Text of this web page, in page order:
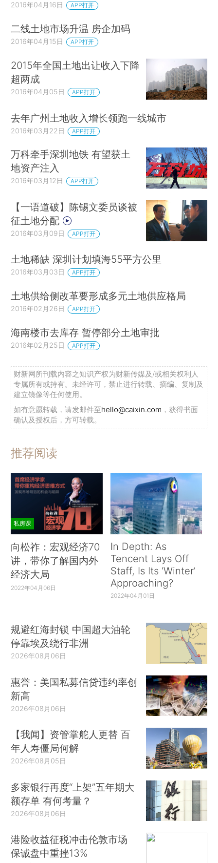
2016年04月16日 APP打开
二线土地市场升温 房企加码
2016年04月15日 APP打开
2015年全国土地出让收入下降
超两成
2016年04月05日 APP打开
去年广州土地收入增长领跑一线城市
2016年03月22日 APP打开
万科牵手深圳地铁 有望获土
地资产注入
2016年03月12日 APP打开
【一语道破】陈锡文委员谈被
征土地分配
2016年03月09日 APP打开
土地稀缺 深圳计划填海55平方公里
2016年03月03日 APP打开
土地供给侧改革要形成多元土地供应格局
2016年02月26日 APP打开
海南楼市去库存 暂停部分土地审批
2016年02月25日 APP打开
财新网所刊载内容之知识产权为财新传媒及/或相关权利人
专属所有或持有。未经许可，禁止进行转载、摘编、复制及
建立镜像等任何使用。
如有意愿转载，请发邮件至hello@caixin.com ，获得书面
确认及授权后，方可转载。
推荐阅读
私房课
向松祚：宏观经济70
讲，带你了解国内外
经济大局
2022年04月06日
In Depth: As
Tencent Lays Off
Staff, Is Its ‘Winter’
Approaching?
2022年04月01日
规避红海封锁 中国超大油轮
停靠埃及绕行非洲
2026年08月06日
惠誉：美国私募信贷违约率创
新高
2026年08月06日
【我闻】资管掌舵人更替 百
年人寿僵局何解
2026年08月05日
多家银行再度“上架”五年期大
额存单 有何考量？
2026年08月06日
港险收益征税冲击伦敦市场
保诚盘中重挫13%